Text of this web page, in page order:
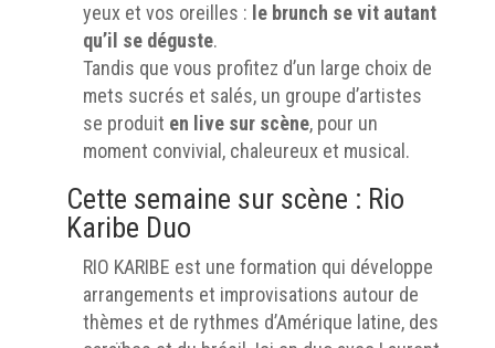
yeux et vos oreilles : le brunch se vit autant
qu’il se déguste.
Tandis que vous profitez d’un large choix de
mets sucrés et salés, un groupe d’artistes
se produit en live sur scène, pour un
moment convivial, chaleureux et musical.
Cette semaine sur scène : Rio
Karibe Duo
RIO KARIBE est une formation qui développe
arrangements et improvisations autour de
thèmes et de rythmes d’Amérique latine, des